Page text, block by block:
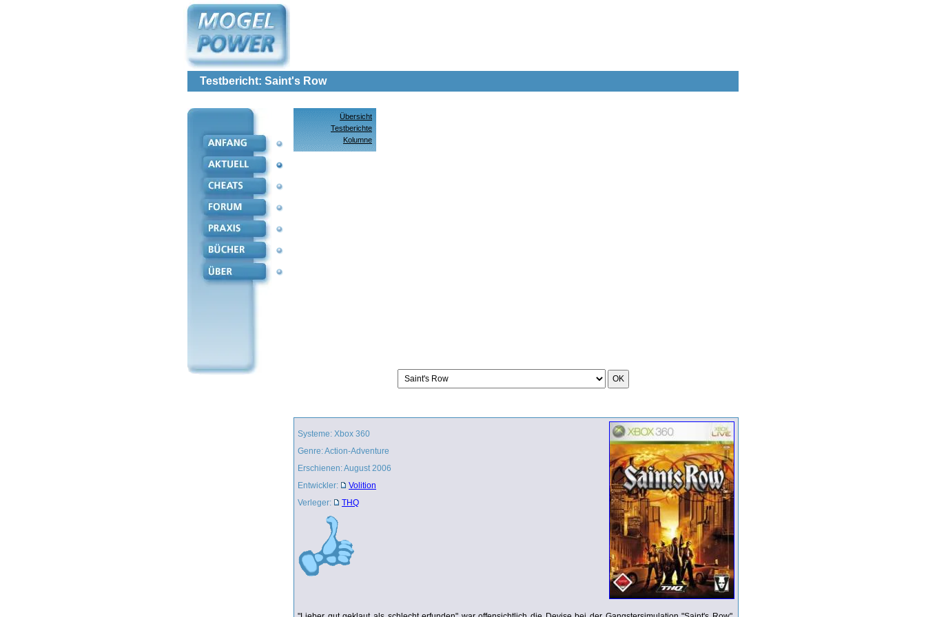
Testbericht: Saint's Row
Übersicht
Testberichte
Kolumne
Systeme: Xbox 360
Genre: Action-Adventure
Erschienen: August 2006
Entwickler:
Volition
Verleger:
THQ